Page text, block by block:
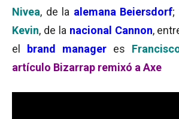
Nivea, de la alemana Beiersdorf;
Kevin, de la nacional Cannon,
el
brand manager es
artículo Bizarrap remixó a Axe